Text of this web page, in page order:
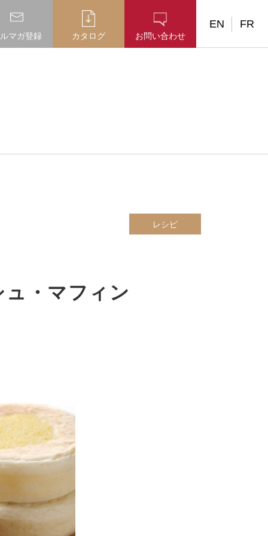
マガ登録 カタログ お問い合わせ
EN FR
レシピ
・マフィン